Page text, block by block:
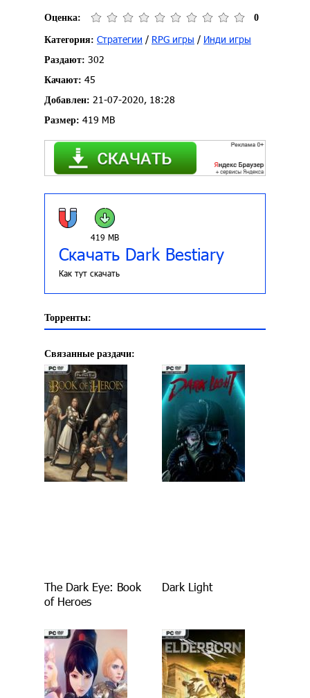
Оценка: 0
Категория: Стратегии / RPG игры / Инди игры
Раздают: 302
Качают: 45
Добавлен: 21-07-2020, 18:28
Размер: 419 MB
419 MB
Скачать Dark Bestiary
Как тут скачать
Торренты:
Связанные раздачи:
The Dark Eye: Book
of Heroes
Dark Light